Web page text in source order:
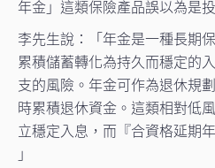
年金」這類保險產品誤以為是
李先生說：「年金是一種長期
累積儲蓄轉化為持久而穩定的
支的風險。年金可作為退休規
時累積退休資金。這類相對低
立穩定入息，而『合資格延期
」